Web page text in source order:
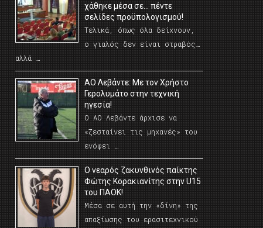
χάθηκε μέσα σε… πέντε
σελίδες προϋπολογισμού!
Τελικά, όπως όλα δείχνουν,
ο γιαλός δεν είναι στραβός…
αλλά …
ΑΟ Λεβάντε: Με τον Χρήστο
Γερολυμάτο στην τεχνική
ηγεσία!
Ο ΑΟ Λεβάντε άρχισε να
«ζεσταίνει τις μηχανές» του
ενόψει …
O νεαρός ζακυνθινός παίκτης
Φώτης Κορακιανίτης στην U15
του ΠΑΟΚ!
Μέσα σε αυτή την «δίνη» της
απαξίωσης του ερασιτεχνικού